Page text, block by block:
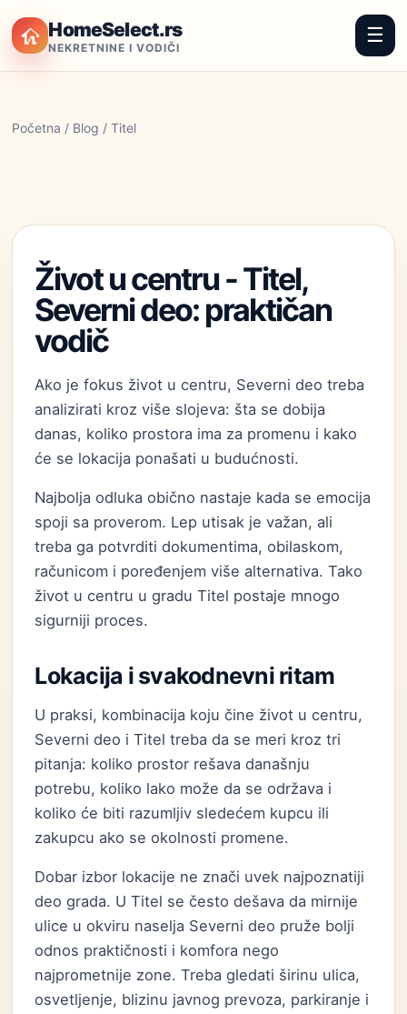
HomeSelect.rs
NEKRETNINE I VODIČI
☰
Početna / Blog / Titel
Život u centru - Titel,
Severni deo: praktičan
vodič
Ako je fokus život u centru, Severni deo treba
analizirati kroz više slojeva: šta se dobija
danas, koliko prostora ima za promenu i kako
će se lokacija ponašati u budućnosti.
Najbolja odluka obično nastaje kada se emocija
spoji sa proverom. Lep utisak je važan, ali
treba ga potvrditi dokumentima, obilaskom,
računicom i poređenjem više alternativa. Tako
život u centru u gradu Titel postaje mnogo
sigurniji proces.
Lokacija i svakodnevni ritam
U praksi, kombinacija koju čine život u centru,
Severni deo i Titel treba da se meri kroz tri
pitanja: koliko prostor rešava današnju
potrebu, koliko lako može da se održava i
koliko će biti razumljiv sledećem kupcu ili
zakupcu ako se okolnosti promene.
Dobar izbor lokacije ne znači uvek najpoznatiji
deo grada. U Titel se često dešava da mirnije
ulice u okviru naselja Severni deo pruže bolji
odnos praktičnosti i komfora nego
najprometnije zone. Treba gledati širinu ulica,
osvetljenje, blizinu javnog prevoza, parkiranje i